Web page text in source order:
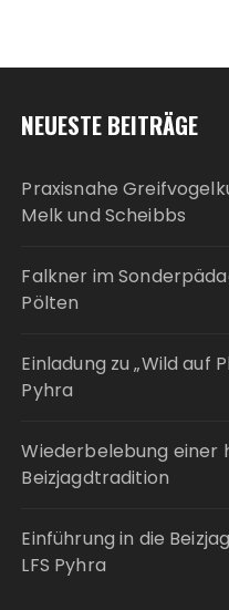
NEUESTE BEITRÄGE
Praxisnahe
Melk und Scheibbs
Falkner im
Pölten
Einladung zu „Wild auf
Pyhra
Wiederbelebung einer
Beizjagdtradition
Einführung in die
LFS Pyhra